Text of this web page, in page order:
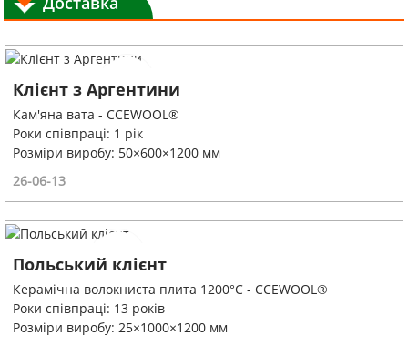
Клієнт з Аргентини
Кам'яна вата - CCEWOOL®
Роки співпраці: 1 рік
Розміри виробу: 50×600×1200 мм
26-06-13
Польський клієнт
Керамічна волокниста плита 1200°C - CCEWOOL®
Роки співпраці: 13 років
Розміри виробу: 25×1000×1200 мм